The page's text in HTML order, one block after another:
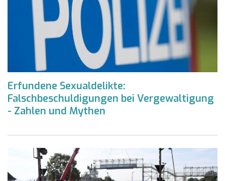
Erfundene Sexualdelikte:
Falschbeschuldigungen bei Vergewaltigung
- Zahlen und Mythen